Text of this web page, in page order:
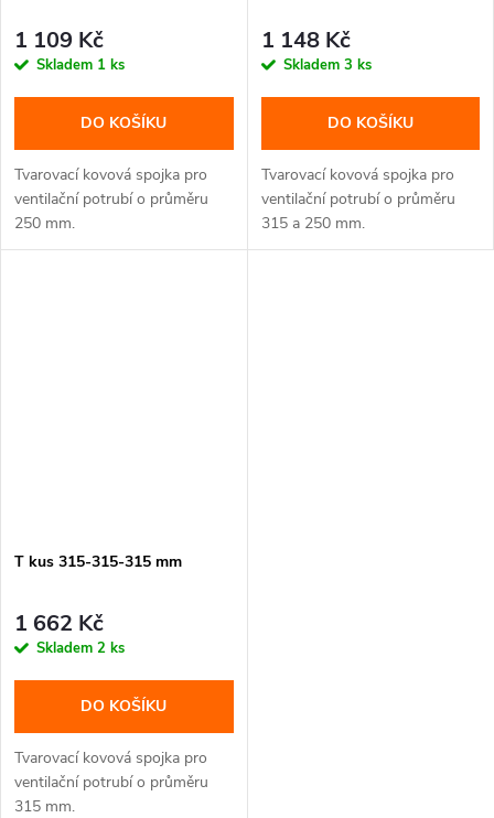
1 109 Kč
Skladem 1 ks
DO KOŠÍKU
Tvarovací kovová spojka pro
ventilační potrubí o průměru
250 mm.
1 148 Kč
Skladem 3 ks
DO KOŠÍKU
Tvarovací kovová spojka pro
ventilační potrubí o průměru
315 a 250 mm.
T kus 315-315-315 mm
1 662 Kč
Skladem 2 ks
DO KOŠÍKU
Tvarovací kovová spojka pro
ventilační potrubí o průměru
315 mm.